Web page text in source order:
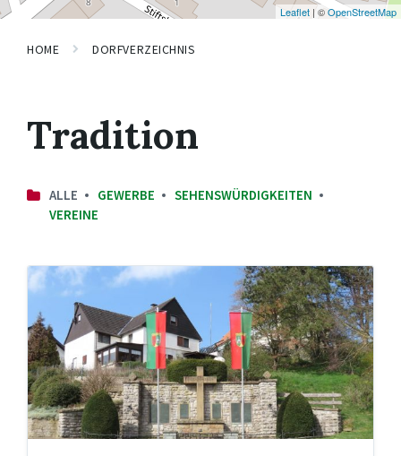
Leaflet | ©OpenStreetMap
HOME DORFVERZEICHNIS
Tradition
ALLE GEWERBE
SEHENSWÜRDIGKEITEN
VEREINE